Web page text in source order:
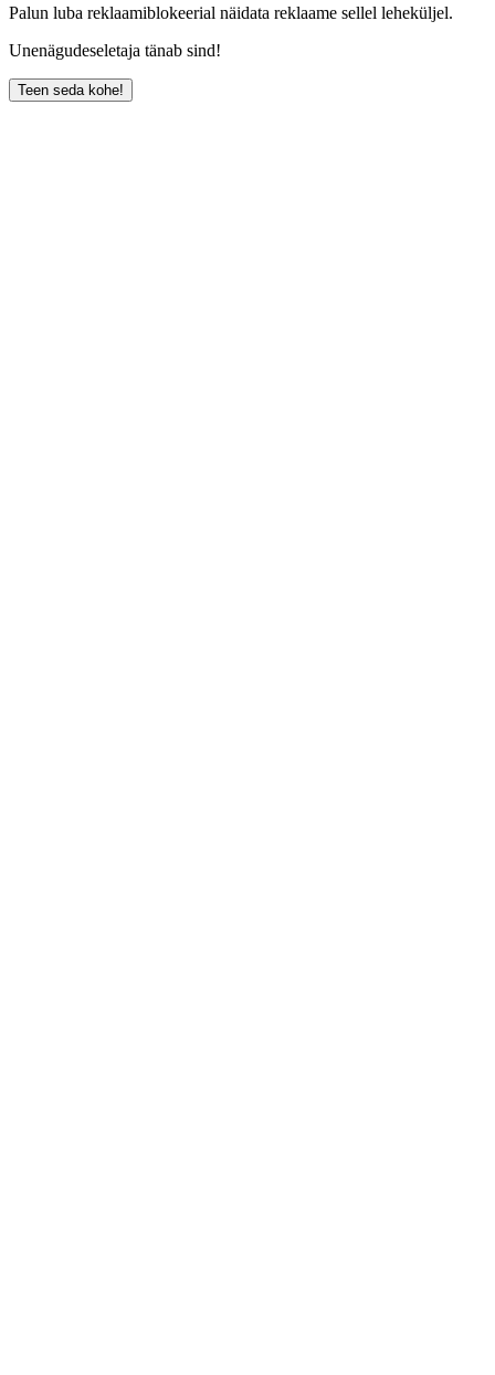
Palun luba reklaamiblokeerial näidata reklaame sellel leheküljel.
Unenägudeseletaja tänab sind!
Teen seda kohe!